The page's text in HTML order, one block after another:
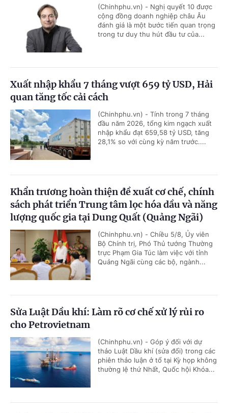
(Chinhphu.vn) - Nghị quyết 10 được
cộng đồng doanh nghiệp châu Âu
đánh giá là một bước tiến quan trọng
trong tư duy thu hút đầu tư của...
Xuất nhập khẩu 7 tháng vượt 659 tỷ USD, Hải
quan tăng tốc cải cách
(Chinhphu.vn) - Tính trong 7 tháng
đầu năm 2026, tổng kim ngạch xuất
nhập khẩu đạt 659,58 tỷ USD, tăng
28,1% so với cùng kỳ năm trước....
Khẩn trương hoàn thiện đề xuất cơ chế, chính
sách phát triển Trung tâm lọc hóa dầu và năng
lượng quốc gia tại Dung Quất (Quảng Ngãi)
(Chinhphu.vn) - Chiều 5/8, Ủy viên
Bộ Chính trị, Phó Thủ tướng Thường
trực Phạm Gia Túc làm việc với tỉnh
Quảng Ngãi cùng các bộ, ngành...
Sửa Luật Dầu khí: Làm rõ cơ chế xử lý rủi ro
cho Petrovietnam
(Chinhphu.vn) - Góp ý đối với dự
thảo Luật Dầu khí (sửa đổi) trong các
phiên thảo luận ở tổ tại Kỳ họp không
thường lệ thứ Nhất, Quốc hội Khóa...